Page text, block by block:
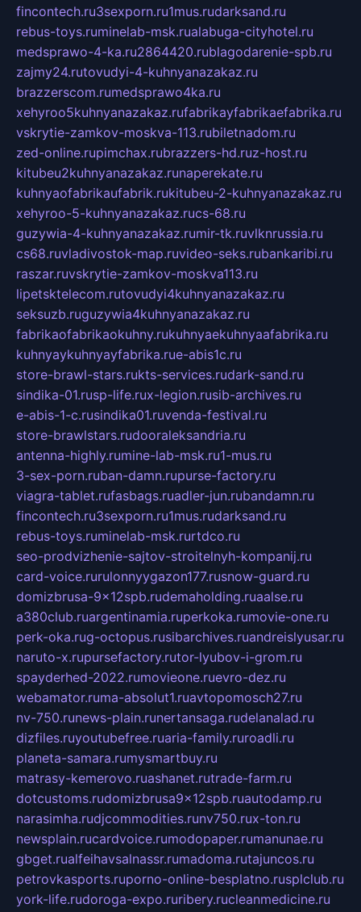
fincontech.ru3sexporn.ru1mus.rudarksand.ru
rebus-toys.ruminelab-msk.rualabuga-cityhotel.ru
medsprawo-4-ka.ru2864420.rublagodarenie-spb.ru
zajmy24.rutovudyi-4-kuhnyanazakaz.ru
brazzerscom.rumedsprawo4ka.ru
xehyroo5kuhnyanazakaz.rufabrikayfabrikaefabrika.ru
vskrytie-zamkov-moskva-113.rubiletnadom.ru
zed-online.rupimchax.rubrazzers-hd.ruz-host.ru
kitubeu2kuhnyanazakaz.runaperekate.ru
kuhnyaofabrikaufabrik.rukitubeu-2-kuhnyanazakaz.ru
xehyroo-5-kuhnyanazakaz.rucs-68.ru
guzywia-4-kuhnyanazakaz.rumir-tk.ruvlknrussia.ru
cs68.ruvladivostok-map.ruvideo-seks.rubankaribi.ru
raszar.ruvskrytie-zamkov-moskva113.ru
lipetsktelecom.rutovudyi4kuhnyanazakaz.ru
seksuzb.ruguzywia4kuhnyanazakaz.ru
fabrikaofabrikaokuhny.rukuhnyaekuhnyaafabrika.ru
kuhnyaykuhnyayfabrika.rue-abis1c.ru
store-brawl-stars.rukts-services.rudark-sand.ru
sindika-01.rusp-life.rux-legion.rusib-archives.ru
e-abis-1-c.rusindika01.ruvenda-festival.ru
store-brawlstars.rudooraleksandria.ru
antenna-highly.rumine-lab-msk.ru1-mus.ru
3-sex-porn.ruban-damn.rupurse-factory.ru
viagra-tablet.rufasbags.ruadler-jun.rubandamn.ru
fincontech.ru3sexporn.ru1mus.rudarksand.ru
rebus-toys.ruminelab-msk.rurtdco.ru
seo-prodvizhenie-sajtov-stroitelnyh-kompanij.ru
card-voice.rurulonnyygazon177.rusnow-guard.ru
domizbrusa-9x12spb.rudemaholding.ruaalse.ru
a380club.ruargentinamia.ruperkoka.rumovie-one.ru
perk-oka.rug-octopus.rusibarchives.ruandreislyusar.ru
naruto-x.rupursefactory.rutor-lyubov-i-grom.ru
spayderhed-2022.rumovieone.ruevro-dez.ru
webamator.ruma-absolut1.ruavtopomosch27.ru
nv-750.runews-plain.runertansaga.rudelanalad.ru
dizfiles.ruyoutubefree.ruaria-family.ruroadli.ru
planeta-samara.rumysmartbuy.ru
matrasy-kemerovo.ruashanet.rutrade-farm.ru
dotcustoms.rudomizbrusa9x12spb.ruautodamp.ru
narasimha.rudjcommodities.runv750.rux-ton.ru
newsplain.rucardvoice.rumodopaper.rumanunae.ru
gbget.rualfeihavsalnassr.rumadoma.rutajuncos.ru
petrovkasports.ruporno-online-besplatno.rusplclub.ru
york-life.rudoroga-expo.ruribery.rucleanmedicine.ru